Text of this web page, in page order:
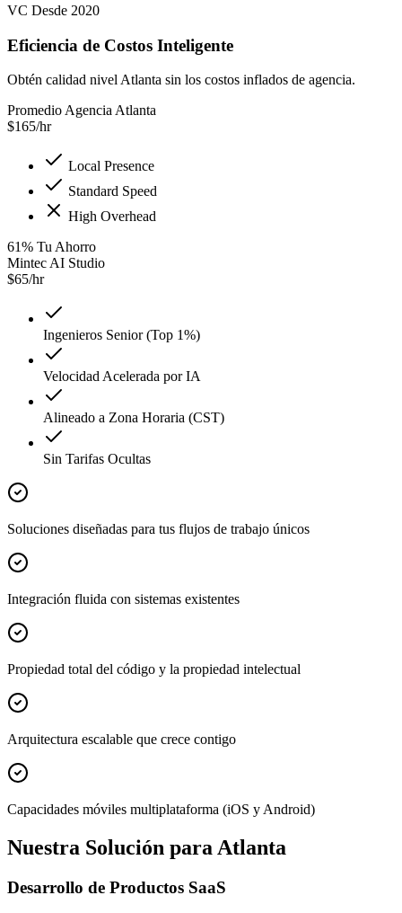
VC Desde 2020
Eficiencia de Costos Inteligente
Obtén calidad nivel Atlanta sin los costos inflados de agencia.
Promedio Agencia Atlanta
$165/hr
Local Presence
Standard Speed
High Overhead
61% Tu Ahorro
Mintec AI Studio
$65/hr
Ingenieros Senior (Top 1%)
Velocidad Acelerada por IA
Alineado a Zona Horaria (CST)
Sin Tarifas Ocultas
Soluciones diseñadas para tus flujos de trabajo únicos
Integración fluida con sistemas existentes
Propiedad total del código y la propiedad intelectual
Arquitectura escalable que crece contigo
Capacidades móviles multiplataforma (iOS y Android)
Nuestra Solución para Atlanta
Desarrollo de Productos SaaS